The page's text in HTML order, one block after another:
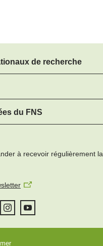
de recherche
informations sur tous les
(PNR) :
du FNS
informations complètes sur
approuvés par le FNS.
à recevoir régulièrement